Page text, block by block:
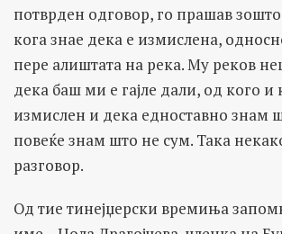
потврден одговор, го прашав зошто
кога знае дека е измислена,
пере алиштата на река. Му реков
дека баш ми е гајле дали, од кого и
измислен и дека едноставно знам
повеќе знам што не сум. Така
разговор.
Од тие тинејџерски времиња